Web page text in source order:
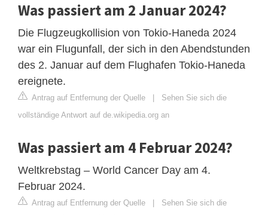
Was passiert am 2 Januar 2024?
Die Flugzeugkollision von Tokio-Haneda 2024
war ein Flugunfall, der sich in den Abendstunden
des 2. Januar auf dem Flughafen Tokio-Haneda
ereignete.
Antrag auf Entfernung der Quelle
Sehen Sie sich die
vollständige Antwort auf de.wikipedia.org an
Was passiert am 4 Februar 2024?
Weltkrebstag – World Cancer Day am 4.
Februar 2024.
Antrag auf Entfernung der Quelle
Sehen Sie sich die